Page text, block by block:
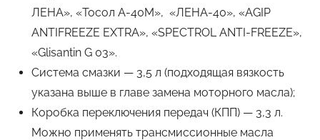
ЛЕНА», «Тосол А-40М», «ЛЕНА-40», «AGIP
ANTIFREEZE EXTRA», «SPECTROL ANTI-FREEZE»,
«Glisantin G 03».
Система смазки — 3,5 л (подходящая вязкость
указана выше в главе замена моторного масла);
Коробка переключения передач (КПП) — 3,3 л.
Можно применять трансмиссионные масла